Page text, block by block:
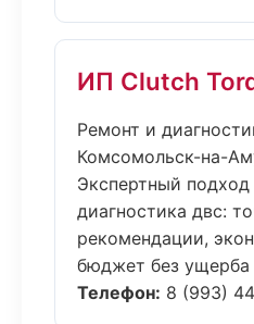
ИП Clutch
Ремонт и
Комсомольск-на-
Экспертный
диагностика двс:
рекомендации,
бюджет без ущерба
Телефон: 8 (993)